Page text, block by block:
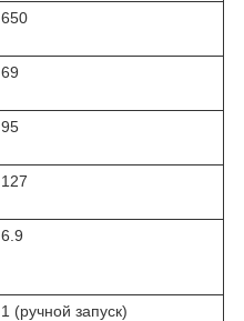
650
69
95
127
6.9
1 (ручной запуск)